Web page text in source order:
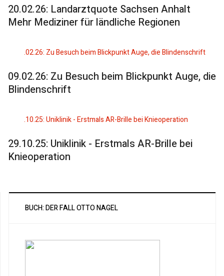
20.02.26: Landarztquote Sachsen Anhalt
Mehr Mediziner für ländliche Regionen
09.02.26: Zu Besuch beim Blickpunkt Auge, die
Blindenschrift
29.10.25: Uniklinik - Erstmals AR-Brille bei
Knieoperation
BUCH: DER FALL OTTO NAGEL